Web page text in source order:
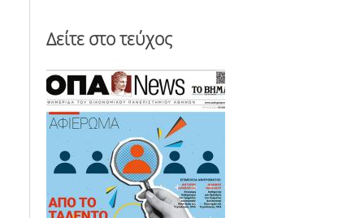
Δείτε στο τεύχος